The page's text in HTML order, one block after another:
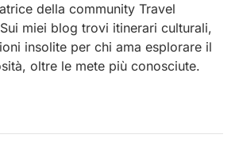
della community Travel
miei blog trovi itinerari culturali,
insolite per chi ama esplorare il
oltre le mete più conosciute.